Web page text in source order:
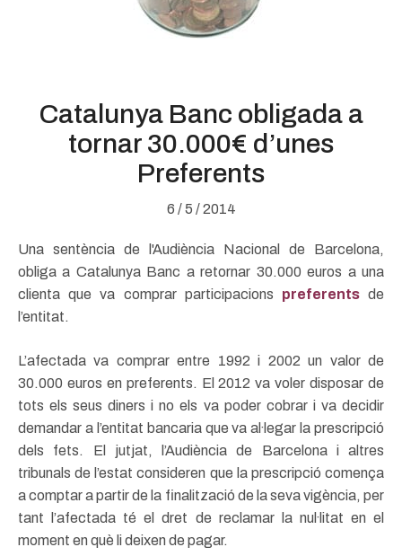
Catalunya Banc obligada a
tornar 30.000€ d’unes
Preferents
6 / 5 / 2014
Una sentència de l'Audiència Nacional de Barcelona,
obliga a Catalunya Banc a retornar 30.000 euros a una
clienta que va comprar participacions preferentsde
l’entitat.
L’afectada va comprar entre 1992 i 2002 un valor de
30.000 euros en preferents. El 2012 va voler disposar de
tots els seus diners i no els va poder cobrar i va decidir
demandar a l’entitat bancaria que va al·legar la prescripció
dels fets. El jutjat, l’Audiència de Barcelona i altres
tribunals de l’estat consideren que la prescripció comença
a comptar a partir de la finalització de la seva vigència, per
tant l’afectada té el dret de reclamar la nul·litat en el
moment en què li deixen de pagar.